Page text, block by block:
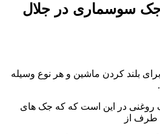
سوسماری در جلال
بلند کردن ماشین و هر نوع وسیله
در این است که که جک های
طرف از